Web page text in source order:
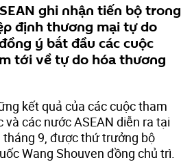
ghi nhận tiến bộ trong
định thương mại tự do
ý bắt đầu các cuộc
tới về tự do hóa thương
kết quả của các cuộc tham
và các nước ASEAN diễn ra tại
tháng 9, được thứ trưởng bộ
Wang Shouven đồng chủ trì.